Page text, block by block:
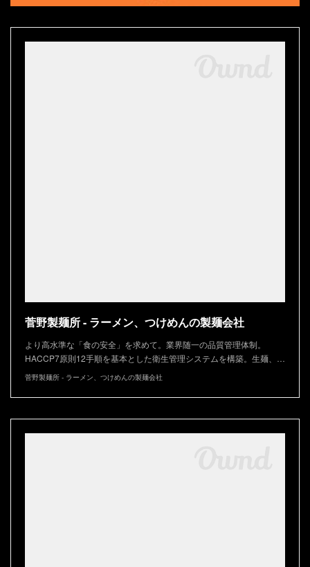
菅野製麺所 - ラーメン、つけめんの製麺会社
より高水準な「食の安全」を求めて。業界随一の品質管理体制。
HACCP7原則12手順を基本とした衛生管理システムを構築。生麺、…
菅野製麺所 - ラーメン、つけめんの製麺会社